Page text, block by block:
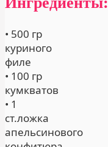
• 500 гр
куриного
филе
• 100 гр
кумкватов
• 1
ст.ложка
апельсинового